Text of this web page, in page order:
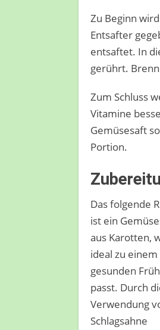
Zu Beginn
Entsafter
entsaftet. In
gerührt.
Zum Schluss
Vitamine
Gemüsesaft
Portion.
Das folgende
ist ein
aus Karotten,
ideal zu einem
gesunden
passt. Durch
Verwendung
Schlagsahne